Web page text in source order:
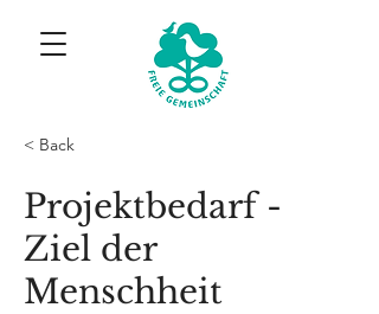
< Back
Projektbedarf -
Ziel der
Menschheit